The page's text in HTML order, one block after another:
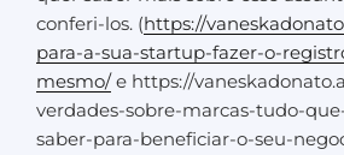
conferi-los. (https://
para-a-sua-startup-fazer-o-
mesmo/e https://
verdades-sobre-marcas-tudo-
saber-para-beneficiar-o-seu-